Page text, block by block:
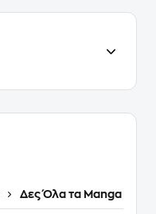
Δες Όλα τα Manga